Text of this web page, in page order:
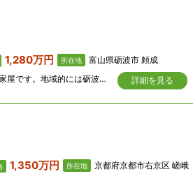
1,280万円 所在地
富山県砺波市 頼成
明治時代を彷彿させるような独特の意匠が施されている日本家屋です。地域的には砺波地区特有の田園風景地域に家が点在するエリアです。砺波市の中心を南北に流れる庄川の右岸に広がる般若地区の一部です。
詳細を見る
1,350万円 所在地
京都府京都市右京区 嵯峨